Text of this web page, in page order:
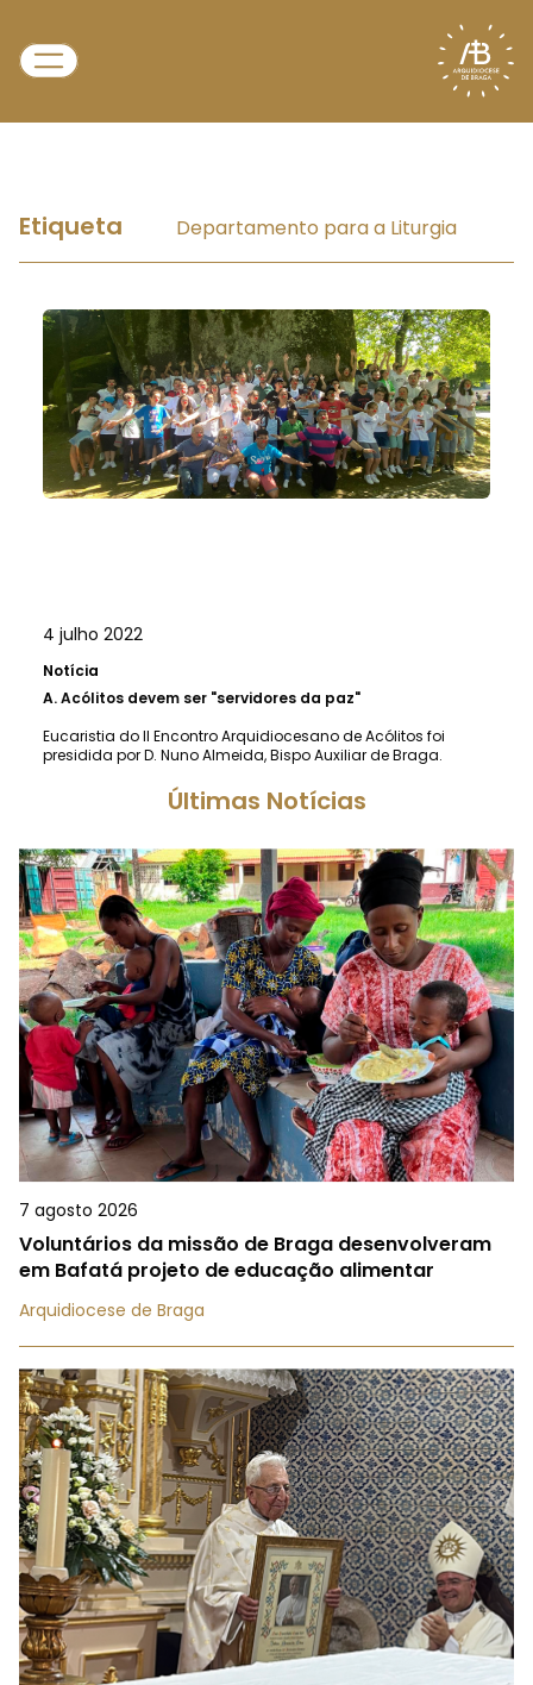
Etiqueta Departamento para a Liturgia
4 julho 2022
Notícia
A.Acólitos devem ser "servidores da paz"
Eucaristia do II Encontro Arquidiocesano de Acólitos foi
presidida por D. Nuno Almeida, Bispo Auxiliar de Braga.
Últimas Notícias
7 agosto 2026
Voluntários da missão de Braga desenvolveram
em Bafatá projeto de educação alimentar
Arquidiocese de Braga